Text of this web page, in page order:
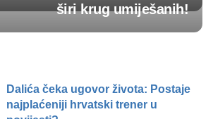
širi krug umiješanih!
Dalića čeka ugovor života: Postaje
najplaćeniji hrvatski trener u